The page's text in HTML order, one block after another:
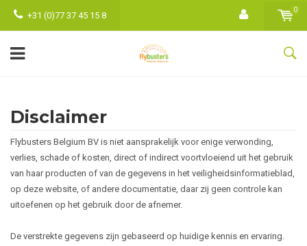
+31 (0)77 37 45 15 8
0
Disclaimer
Flybusters Belgium BV is niet aansprakelijk voor enige verwonding,
verlies, schade of kosten, direct of indirect voortvloeiend uit het gebruik
van haar producten of van de gegevens in het veiligheidsinformatieblad,
op deze website, of andere documentatie, daar zij geen controle kan
uitoefenen op het gebruik door de afnemer.
De verstrekte gegevens zijn gebaseerd op huidige kennis en ervaring.